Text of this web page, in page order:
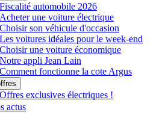
Fiscalité automobile 2026
Acheter une voiture électrique
Choisir son véhicule d'occasion
Les voitures idéales pour le week-end
Choisir une voiture économique
Notre appli Jean Lain
Comment fonctionne la cote Argus
Offres exclusives électriques !
actus